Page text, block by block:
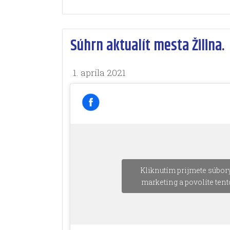
Súhrn aktualít mesta Žilina.
1. apríla 2021
Kliknutím prijmete
marketing a povolíte